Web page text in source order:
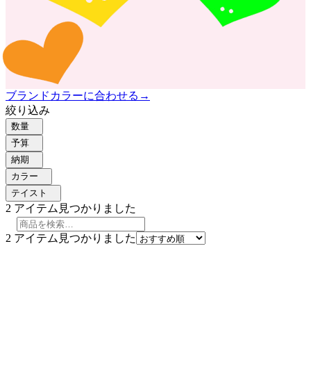
ブランドカラーに合わせる →
絞り込み
数量
予算
納期
カラー
テイスト
2 アイテム見つかりました
2 アイテム見つかりました